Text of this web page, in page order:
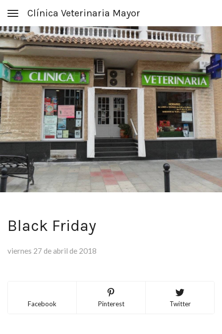
Toggle navigation
Clínica Veterinaria Mayor
Black Friday
viernes 27 de abril de 2018
Facebook Pinterest Twitter